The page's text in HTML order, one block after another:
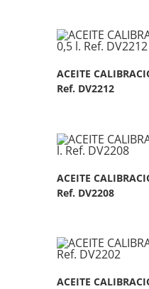
ACEITE
Ref. DV2212
ACEITE
Ref. DV2208
ACEITE